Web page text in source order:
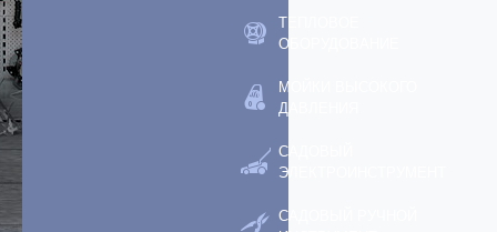
ТЕПЛОВОЕ
ОБОРУДОВАНИЕ
МОЙКИ ВЫСОКОГО
ДАВЛЕНИЯ
САДОВЫЙ
ЭЛЕКТРОИНСТРУМЕНТ
САДОВЫЙ РУЧНОЙ